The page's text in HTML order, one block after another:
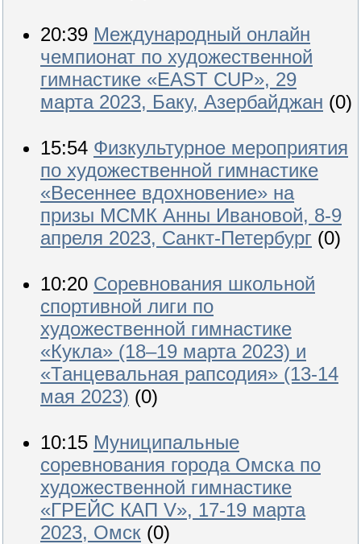
20:39 Международный онлайн
чемпионат по художественной
гимнастике «EAST CUP», 29
марта 2023, Баку, Азербайджан (0)
15:54 Физкультурное мероприятия
по художественной гимнастике
«Весеннее вдохновение» на
призы МСМК Анны Ивановой, 8-9
апреля 2023, Санкт-Петербург (0)
10:20 Соревнования школьной
спортивной лиги по
художественной гимнастике
«Кукла» (18‒19 марта 2023) и
«Танцевальная рапсодия» (13-14
мая 2023) (0)
10:15 Муниципальные
соревнования города Омска по
художественной гимнастике
«ГРЕЙС КАП V», 17-19 марта
2023, Омск (0)